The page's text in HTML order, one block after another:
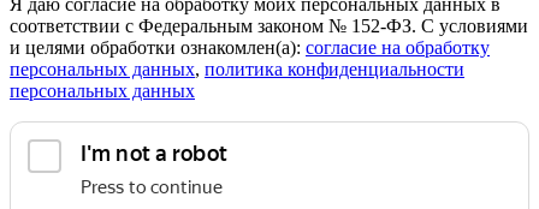
соответствии с Федеральным законом № 152-ФЗ. С условиями
и целями обработки ознакомлен(а): cогласие на обработку
персональных данных, политика конфиденциальности
персональных данных